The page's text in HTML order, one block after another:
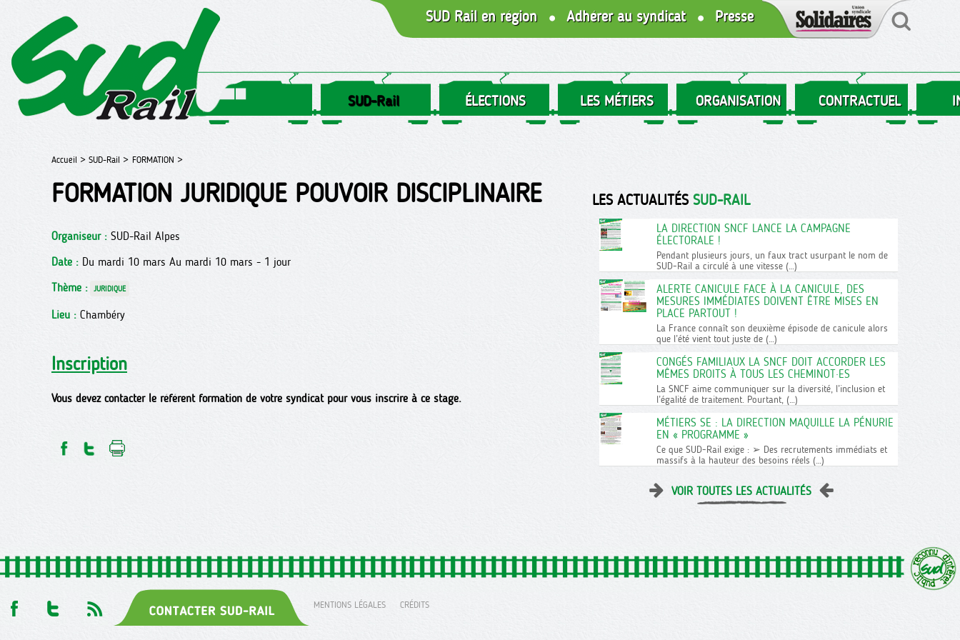
SUD Rail en région Adhérer au syndicat Presse
SUD-Rail ÉLECTIONS LES MÉTIERS ORGANISATION CONTRACTUEL
Accueil > SUD-Rail > FORMATION >
FORMATION JURIDIQUE POUVOIR DISCIPLINAIRE
Organiseur : SUD-Rail Alpes
Date : Du mardi 10 mars Au mardi 10 mars - 1 jour
Thème : JURIDIQUE
Lieu : Chambéry
Inscription
Vous devez contacter le référent formation de votre syndicat pour vous inscrire à ce stage.
LES ACTUALITÉS SUD-RAIL
LA DIRECTION SNCF LANCE LA CAMPAGNE
ÉLECTORALE !
Pendant plusieurs jours, un faux tract usurpant le nom de
SUD-Rail a circulé à une vitesse (…)
ALERTE CANICULE FACE À LA CANICULE, DES
MESURES IMMÉDIATES DOIVENT ÊTRE MISES EN
PLACE PARTOUT !
La France connaît son deuxième épisode de canicule alors
que l’été vient tout juste de (…)
CONGÉS FAMILIAUX LA SNCF DOIT ACCORDER LES
MÊMES DROITS À TOUS LES CHEMINOT·ES
La SNCF aime communiquer sur la diversité, l’inclusion et
l’égalité de traitement. Pourtant, (…)
MÉTIERS SE : LA DIRECTION MAQUILLE LA PÉNURIE
EN « PROGRAMME »
Ce que SUD-Rail exige : ➢ Des recrutements immédiats et
massifs à la hauteur des besoins réels (…)
VOIR TOUTES LES ACTUALITÉS
MENTIONS LÉGALES CRÉDITS